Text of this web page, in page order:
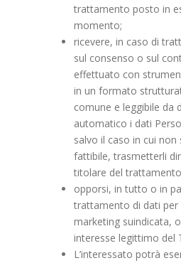
trattamento posto in
momento;
ricevere, in caso di
sul consenso o sul
effettuato con
in un formato
comune e leggibile da
automatico i dati
salvo il caso in cui
fattibile, trasmetterli
titolare del
opporsi, in tutto o in
trattamento di dati per
marketing suindicata,
interesse legittimo del
L’interessato potrà